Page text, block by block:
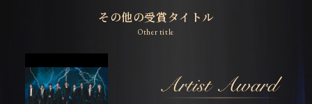
その他の受賞タイトル
Other title